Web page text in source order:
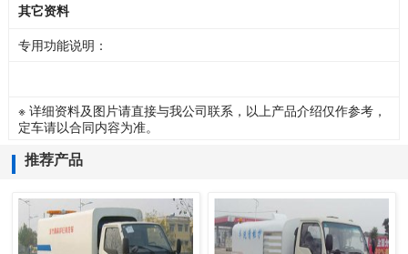
其它资料
专用功能说明：
※ 详细资料及图片请直接与我公司联系，以上产品介绍仅作参考，
定车请以合同内容为准。
推荐产品